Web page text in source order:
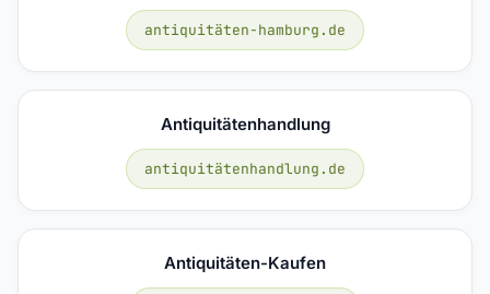
antiquitäten-hamburg.de
Antiquitätenhandlung
antiquitätenhandlung.de
Antiquitäten-Kaufen